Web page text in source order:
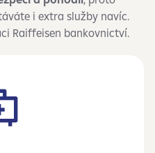
i extra služby navíc.
Raiffeisen bankovnictví.